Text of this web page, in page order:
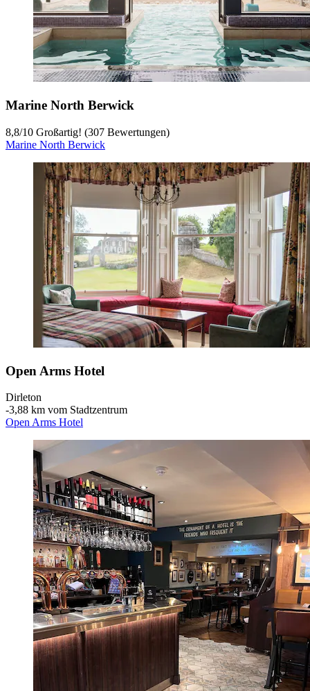
Marine North Berwick
8,8/10 Großartig! (307 Bewertungen)
Marine North Berwick
Open Arms Hotel
Dirleton
‐3,88 km vom Stadtzentrum
Open Arms Hotel